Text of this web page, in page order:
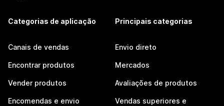
Categorias de aplicação
Canais de vendas
Encontrar produtos
Vender produtos
Encomendas e envio
Principais categorias
Envio direto
Mercados
Avaliações de produtos
Vendas superiores e